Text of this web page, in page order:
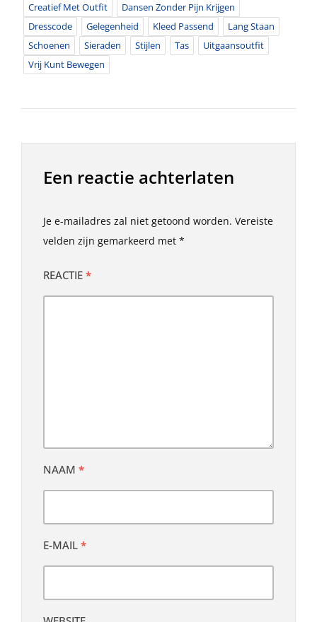
Creatief Met Outfit
Dansen Zonder Pijn Krijgen
Dresscode
Gelegenheid Kleed Passend
Lang Staan
Schoenen
Sieraden Stijlen Tas
Uitgaansoutfit
Vrij Kunt Bewegen
Een reactie achterlaten
Je e-mailadres zal niet getoond worden. Vereiste
velden zijn gemarkeerd met *
REACTIE *
NAAM *
E-MAIL *